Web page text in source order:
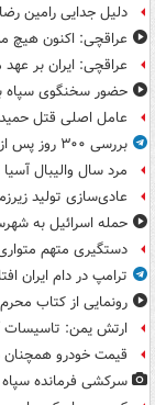
دلیل جدایی رامین
عراقچی: اکنون هیچ
عراقچی: ایران بر
حضور سخنگوی سپاه
عامل اصلی قتل
بررسی ۳۰۰ روز پس از آتش‌بس: چه بر سر غزه آمد؟
مرد سال والیبال
عادی‌سازی تولید
حمله اسرائیل به
دستگیری متهم
ترامپ در دام ایران
رونمایی از کتاب
ارتش یمن: تاسیسات
قیمت خودرو همچنان
سرکشی فرمانده سپاه